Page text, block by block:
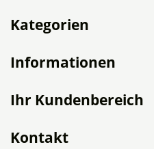
Kategorien
Informationen
Ihr Kundenbereich
Kontakt